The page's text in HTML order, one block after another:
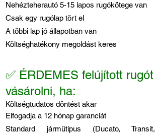
Nehézteherautó 5-15 lapos rugókötege van
Csak egy rugólap tört el
A többi lap jó állapotban van
Költséghatékony megoldást keres
✅ ÉRDEMES felújított rugót
vásárolni, ha:
Költségtudatos döntést akar
Elfogadja a 12 hónap garanciát
Standard járműtípus (Ducato, Transit,